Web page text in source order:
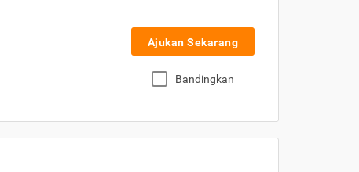
Ajukan Sekarang
Bandingkan